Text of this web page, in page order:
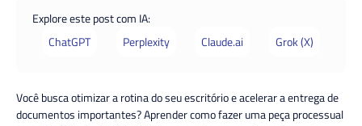
Explore este post com IA:
ChatGPT
Perplexity Claude.ai Grok (X)
Você busca otimizar a rotina do seu escritório e acelerar a entrega de
documentos importantes? Aprender como fazer uma peça processual